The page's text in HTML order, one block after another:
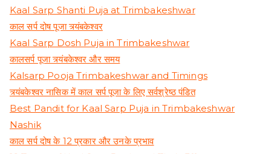
Kaal Sarp Shanti Puja at Trimbakeshwar
काल सर्प दोष पूजा त्र्यंबकेश्वर
Kaal Sarp Dosh Puja in Trimbakeshwar
कालसर्प पूजा त्र्यंबकेश्वर और समय
Kalsarp Pooja Trimbakeshwar and Timings
त्र्यंबकेश्वर नासिक में काल सर्प पूजा के लिए सर्वश्रेष्ठ पंडित
Best Pandit for Kaal Sarp Puja in Trimbakeshwar
Nashik
काल सर्प दोष के 12 प्रकार और उनके प्रभाव